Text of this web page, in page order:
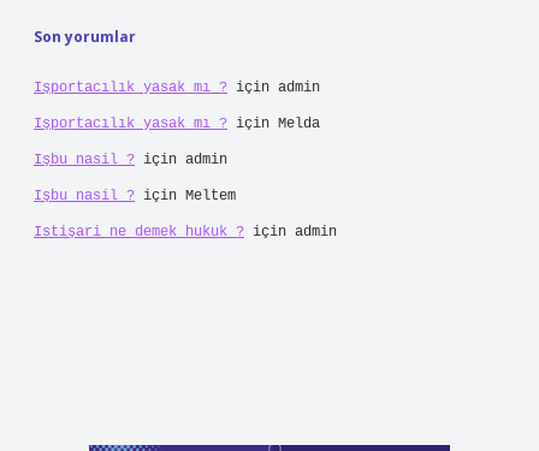
Son yorumlar
Işportacılık yasak mı ? için admin
Işportacılık yasak mı ? için Melda
Işbu nasil ? için admin
Işbu nasil ? için Meltem
Istişari ne demek hukuk ? için admin